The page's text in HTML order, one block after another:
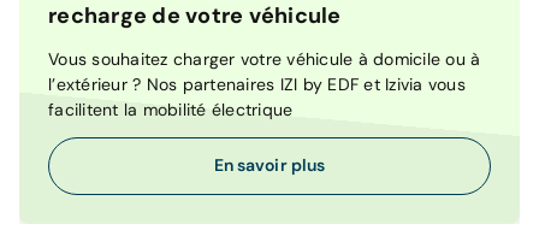
recharge de votre véhicule
Vous souhaitez charger votre véhicule à domicile ou à
l’extérieur ? Nos partenaires IZI by EDF et Izivia vous
facilitent la mobilité électrique
En savoir plus